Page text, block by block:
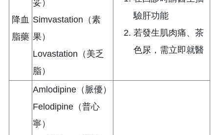
降血
脂藥
妥）
Simvastation（素
果）
Lovastation（美乏
脂）
驗肝功能
若發生肌肉痛、茶
色尿，需立即就醫
Amlodipine（脈優）
Felodipine（普心
寧）